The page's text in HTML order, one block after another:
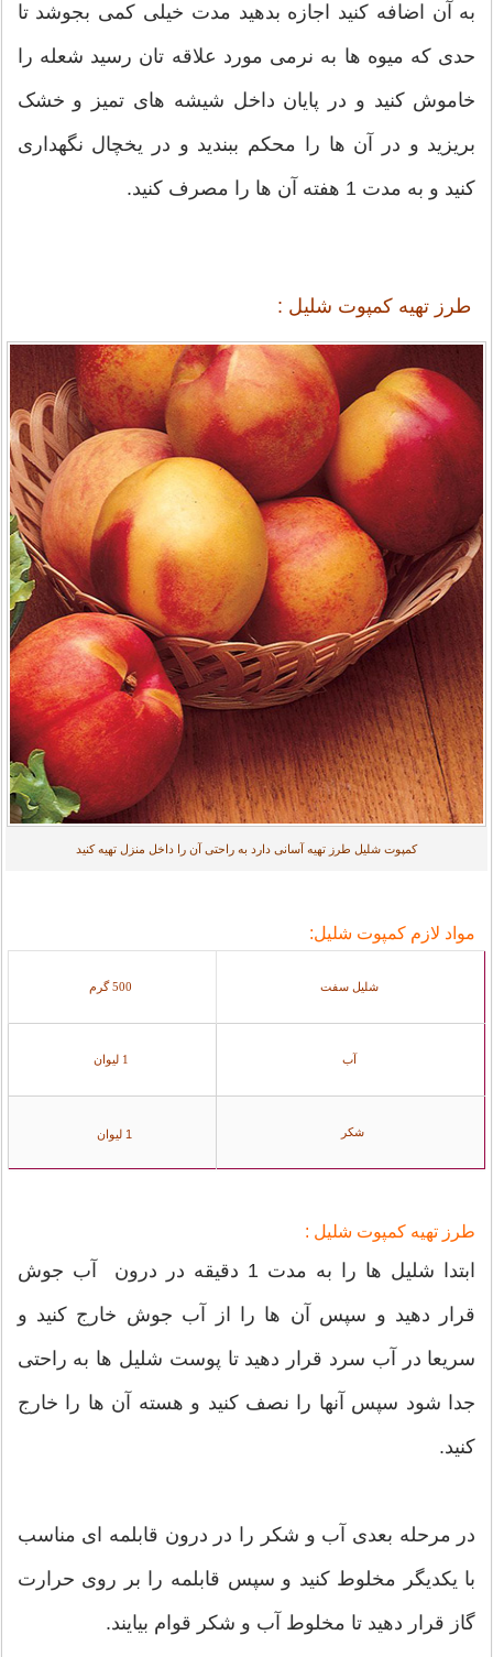
به آن اضافه کنید اجازه بدهید مدت خیلی کمی بجوشد تا
حدی که میوه ها به نرمی مورد علاقه تان رسید شعله را
خاموش کنید و در پایان داخل شیشه های تمیز و خشک
بریزید و در آن ها را محکم ببندید و در یخچال نگهداری
کنید و به مدت 1 هفته آن ها را مصرف کنید.
طرز تهیه کمپوت شلیل :
کمپوت شلیل طرز تهیه آسانی دارد به راحتی آن را داخل منزل تهیه کنید
مواد لازم کمپوت شلیل:
شلیل سفت
آب
شکر 1 لیوان
طرز تهیه کمپوت شلیل :
ابتدا شلیل ها را به مدت 1 دقیقه در درون آب جوش
قرار دهید و سپس آن ها را از آب جوش خارج کنید و
سریعا در آب سرد قرار دهید تا پوست شلیل ها به راحتی
جدا شود سپس آنها را نصف کنید و هسته آن ها را خارج
کنید.
در مرحله بعدی آب و شکر را در درون قابلمه ای مناسب
با یکدیگر مخلوط کنید و سپس قابلمه را بر روی حرارت
گاز قرار دهید تا مخلوط آب و شکر قوام بیایند.